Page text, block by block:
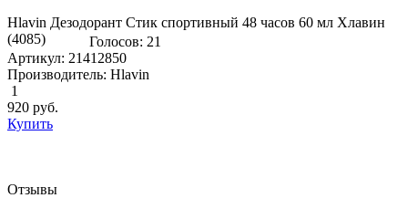
Hlavin Дезодорант Стик спортивный 48 часов 60 мл Хлавин
(4085)
Голосов: 21
Артикул: 21412850
Производитель: Hlavin
1
920 руб.
Купить
Отзывы